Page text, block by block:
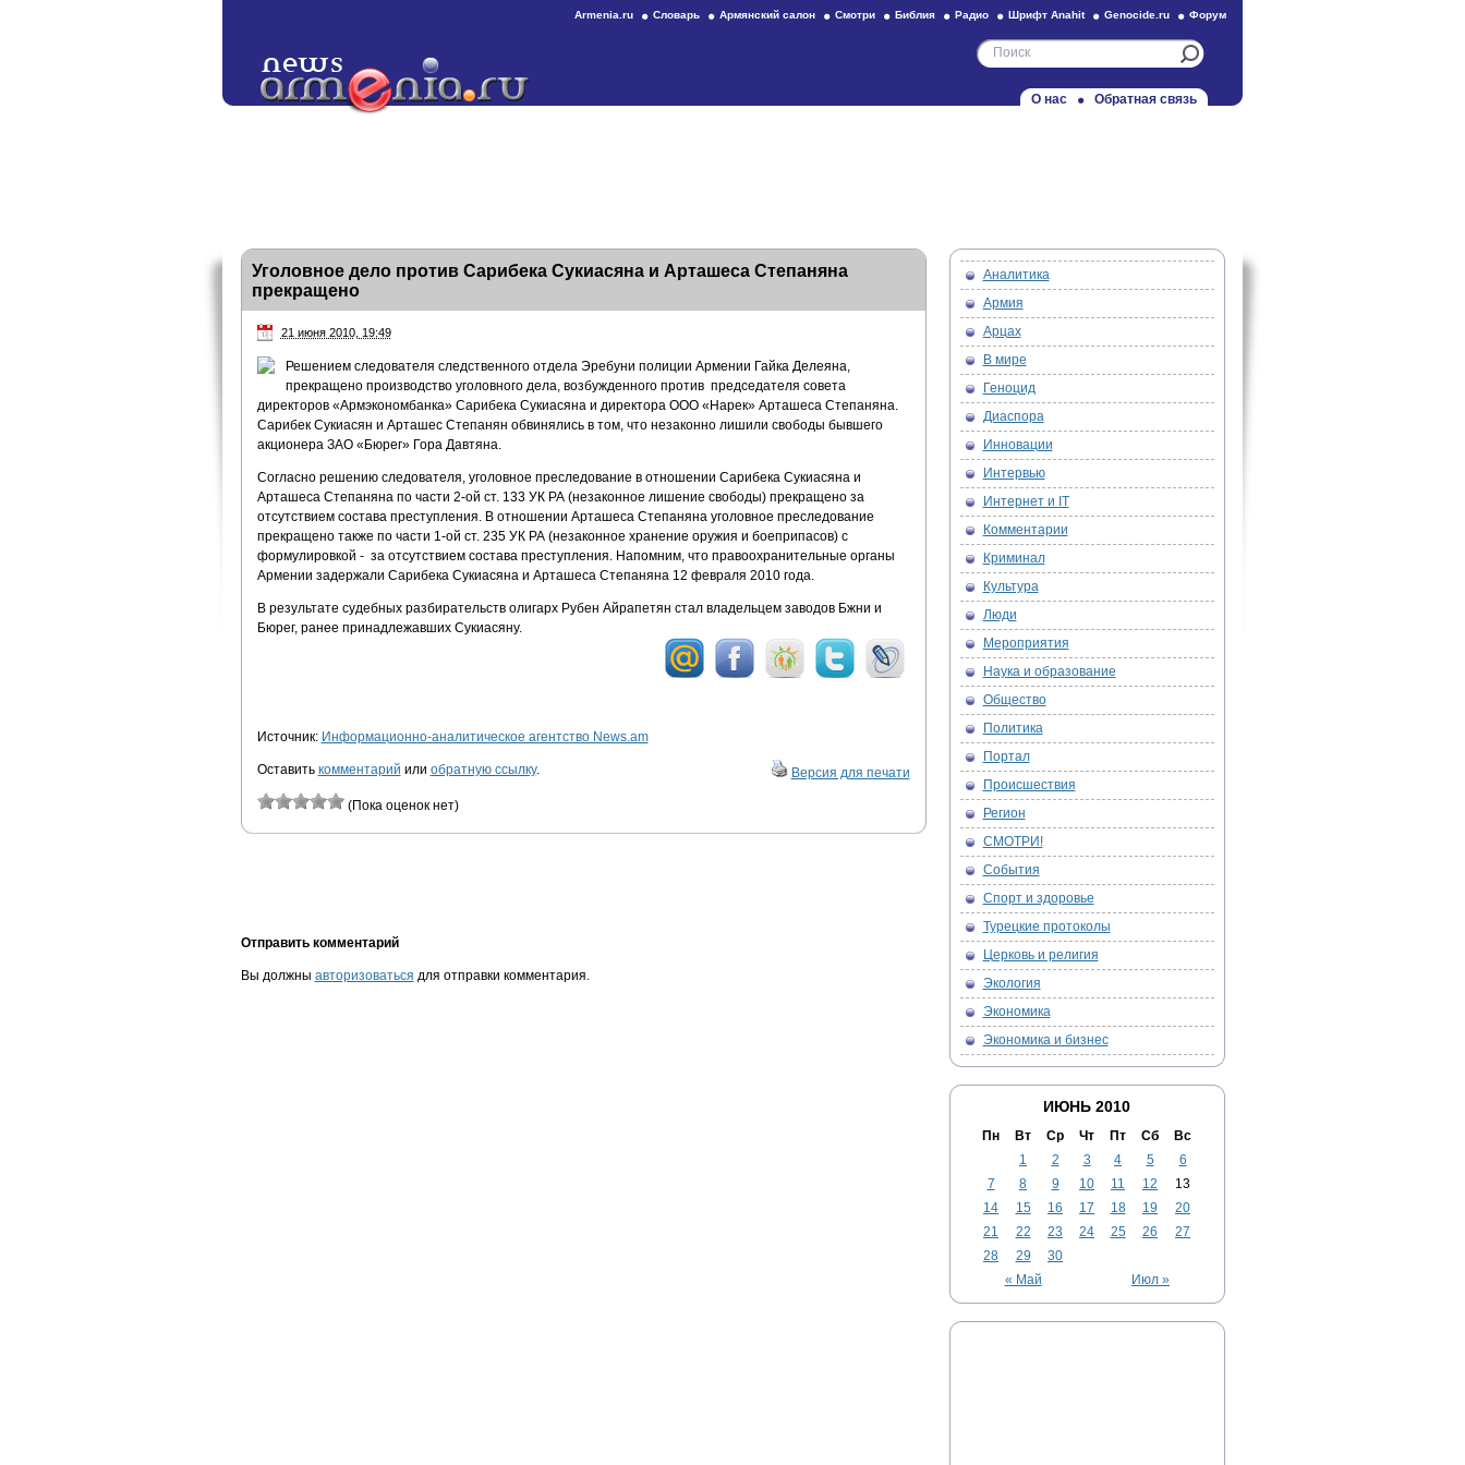
Armenia.ru Словарь Армянский салон Смотри Библия Радио Шрифт Anahit Genocide.ru Форум
О нас Обратная связь
Уголовное дело против Сарибека Сукиасяна и Арташеса Степаняна
прекращено
21 июня 2010, 19:49
Решением следователя следственного отдела Эребуни полиции Армении Гайка Делеяна,
прекращено производство уголовного дела, возбужденного против председателя совета
директоров «Армэкономбанка» Сарибека Сукиасяна и директора OOO «Нарек» Арташеса Степаняна.
Сарибек Сукиасян и Арташес Степанян обвинялись в том, что незаконно лишили свободы бывшего
акционера ЗАО «Бюрег» Гора Давтяна.
Согласно решению следователя, уголовное преследование в отношении Сарибека Сукиасяна и
Арташеса Степаняна по части 2-ой ст. 133 УК РА (незаконное лишение свободы) прекращено за
отсутствием состава преступления. В отношении Арташеса Степаняна уголовное преследование
прекращено также по части 1-ой ст. 235 УК РА (незаконное хранение оружия и боеприпасов) с
формулировкой - за отсутствием состава преступления. Напомним, что правоохранительные органы
Армении задержали Сарибека Сукиасяна и Арташеса Степаняна 12 февраля 2010 года.
В результате судебных разбирательств олигарх Рубен Айрапетян стал владельцем заводов Бжни и
Бюрег, ранее принадлежавших Сукиасяну.
Источник: Информационно-аналитическое агентство News.am
Оставить комментарий или обратную ссылку. Версия для печати
(Пока оценок нет)
Отправить комментарий
Вы должны авторизоваться для отправки комментария.
Аналитика
Армия
Арцах
В мире
Геноцид
Диаспора
Инновации
Интервью
Интернет и IT
Комментарии
Криминал
Культура
Люди
Мероприятия
Наука и образование
Общество
Политика
Портал
Происшествия
Регион
СМОТРИ!
События
Спорт и здоровье
Турецкие протоколы
Церковь и религия
Экология
Экономика
Экономика и бизнес
ИЮНЬ 2010
Пн Вт Ср Чт Пт Сб Вс
« Май Июл »
1 2 3 4 5
6
7
8 9 10 11 12
13
14
15 16 17 18 19
20
21
22 23 24 25 26
27
28
29 30